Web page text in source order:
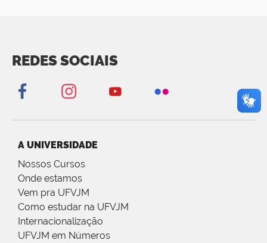
REDES SOCIAIS
A UNIVERSIDADE
Nossos Cursos
Onde estamos
Vem pra UFVJM
Como estudar na UFVJM
Internacionalização
UFVJM em Números